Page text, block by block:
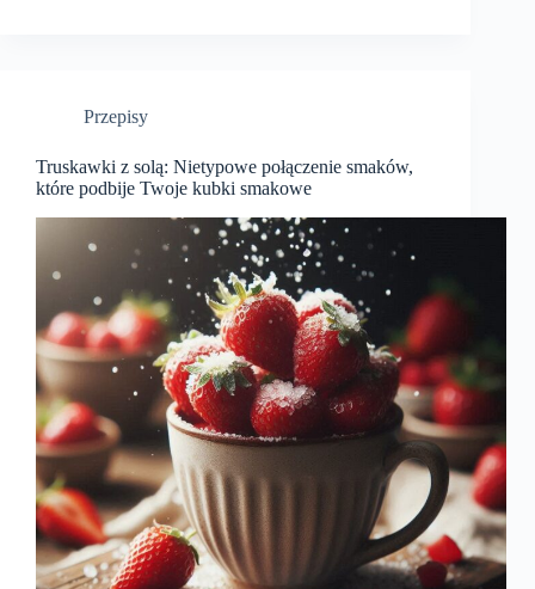
Przepisy
Truskawki z solą: Nietypowe połączenie smaków,
które podbije Twoje kubki smakowe